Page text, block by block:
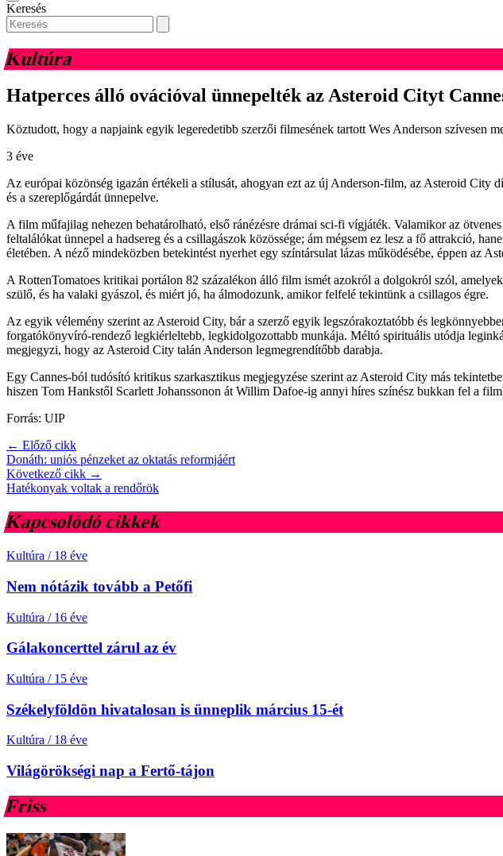
Keresés
Kultúra
Hatperces álló ovációval ünnepelték az Asteroid Cityt
Köztudott, hogy a napjaink egyik legeredetibb szerzői filmesének tartott Wes Anderson szívesen
3 éve
Az európai közönség igazán értékeli a stílusát, ahogyan ezt az új Anderson-film, az Asteroid
és a szereplőgárdát ünnepelve.
A film műfajilag nehezen behatárolható, első ránézésre drámai sci-fi vígjáték. Valamikor az
feltalálókat ünnepel a hadsereg és a csillagászok közössége; ám mégsem ez lesz a fő attrakció,
életében. A néző mindeközben betekintést nyerhet egy színtársulat lázas működésébe, éppen az
A RottenTomatoes kritikai portálon 82 százalékon álló film ismét azokról a dolgokról szól,
szülő, és ha valaki gyászol, és miért jó, ha álmodozunk, amikor felfelé tekintünk a csillagos égre.
Az egyik vélemény szerint az Asteroid City, bár a szerző egyik legszórakoztatóbb és
forgatókönyvíró-rendező legkiérleltebb, legkidolgozottabb munkája. Méltó spirituális utódja
megjegyzi, hogy az Asteroid City talán Anderson legmegrendítőbb darabja.
Egy Cannes-ból tudósító kritikus szarkasztikus megjegyzése szerint az Asteroid City más
hiszen Tom Hankstől Scarlett Johanssonon át Willim Dafoe-ig annyi híres színész bukkan fel a
Forrás: UIP
← Előző cikk
Donáth: uniós pénzeket az oktatás reformjáért
Következő cikk →
Hatékonyak voltak a rendőrök
Kapcsolódó cikkek
Kultúra / 18 éve
Nem nótázik tovább a Petőfi
Kultúra / 16 éve
Gálakoncerttel zárul az év
Kultúra / 15 éve
Székelyföldön hivatalosan is ünneplik március 15-ét
Kultúra / 18 éve
Világörökségi nap a Fertő-tájon
Friss